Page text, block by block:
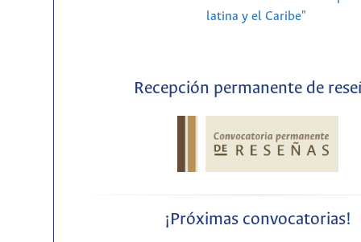
latina y el Caribe"
Recepción permanente de
¡Próximas convocatorias!